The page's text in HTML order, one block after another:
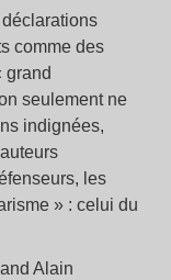
comme des
grand
seulement ne
indignées,
les
» : celui du
Alain